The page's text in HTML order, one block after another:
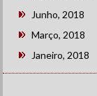
Junho, 2018
Março, 2018
Janeiro, 2018